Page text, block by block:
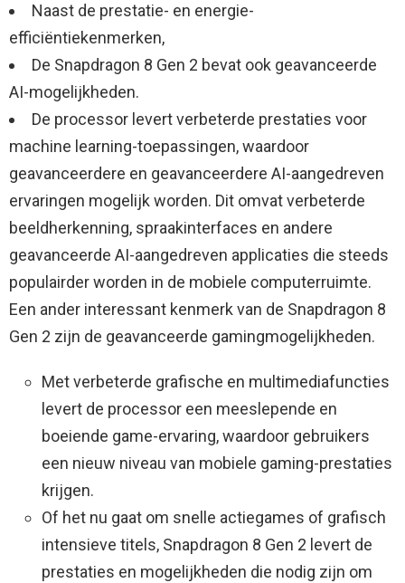
Naast de prestatie- en energie-
efficiëntiekenmerken,
De Snapdragon 8 Gen 2 bevat ook geavanceerde
AI-mogelijkheden.
De processor levert verbeterde prestaties voor
machine learning-toepassingen, waardoor
geavanceerdere en geavanceerdere AI-aangedreven
ervaringen mogelijk worden. Dit omvat verbeterde
beeldherkenning, spraakinterfaces en andere
geavanceerde AI-aangedreven applicaties die steeds
populairder worden in de mobiele computerruimte.
Een ander interessant kenmerk van de Snapdragon 8
Gen 2 zijn de geavanceerde gamingmogelijkheden.
Met verbeterde grafische en multimediafuncties
levert de processor een meeslepende en
boeiende game-ervaring, waardoor gebruikers
een nieuw niveau van mobiele gaming-prestaties
krijgen.
Of het nu gaat om snelle actiegames of grafisch
intensieve titels, Snapdragon 8 Gen 2 levert de
prestaties en mogelijkheden die nodig zijn om